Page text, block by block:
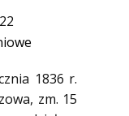
1836 r.
zm. 15